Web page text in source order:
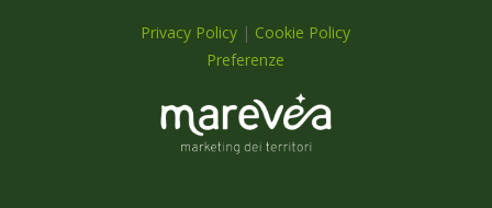
Privacy Policy | Cookie Policy
Preferenze